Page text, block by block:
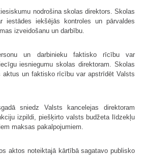
nodrošina skolas direktors. Skolas
iestādes iekšējās kontroles un pārvaldes
izveidošanu un darbību.
un darbinieku faktisko rīcību var
iesniegumu skolas direktoram. Skolas
aktus un faktisko rīcību var apstrīdēt Valsts
sniedz Valsts kancelejas direktoram
izpildi, piešķirto valsts budžeta līdzekļu
maksas pakalpojumiem.
aktos noteiktajā kārtībā sagatavo publisko